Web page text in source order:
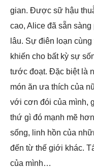
gian. Được sữ hậu
cao, Alice đã sẵn
lâu. Sự điên loạn
khiến cho bất kỳ sự
tước đoạt. Đặc biệt là
món ăn ưa thích của
với cơn đói của mình,
thứ gì đó mạnh mẽ
sống, linh hồn của
đến từ thế giới khác.
của mình…